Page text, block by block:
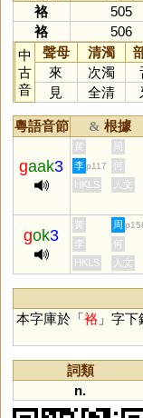
袼
505
袼
506
中
古
音
聲母 清濁
來
次濁
見
全清
粵語音節 & 根據
gaak3
黃 周
李 p117
何
HKLS
人文
gok3
黃 周
李
何
HKLS
人文
本字庫於「袼」字下
詞類
n.